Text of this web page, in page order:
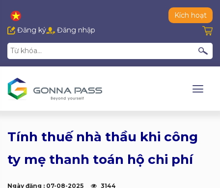
Kích hoạt
Đăng ký
Đăng nhập
Tính thuế nhà thầu khi công
ty mẹ thanh toán hộ chi phí
Ngày đăng : 07-08-2025 3144